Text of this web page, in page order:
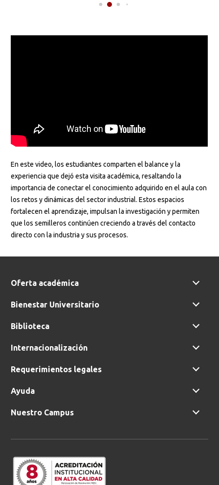
En este video, los estudiantes comparten el balance y la
experiencia que dejó esta visita académica, resaltando la
importancia de conectar el conocimiento adquirido en el aula con
los retos y dinámicas del sector industrial. Estos espacios
fortalecen el aprendizaje, impulsan la investigación y permiten
que los semilleros continúen creciendo a través del contacto
directo con la industria y sus procesos.
Oferta académica
Bienestar Universitario
Biblioteca
Internacionalización
Requerimientos legales
Ayuda
Nuestro Campus